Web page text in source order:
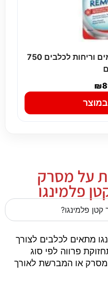
סימפל סולושן מנקה כתמים וריחות לכלבים 750
₪
על מסרק
פלמינגו
פלמינגו?
מתאים לכלבים לצורך
פרווה לפי סוג
או המברשת לאורך